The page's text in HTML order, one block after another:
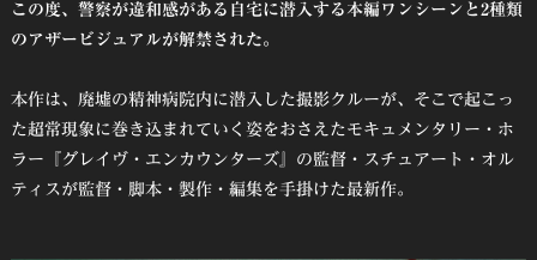
この度、警察が違和感がある自宅に潜入する本編ワンシーンと2種類
のアザービジュアルが解禁された。
本作は、廃墟の精神病院内に潜入した撮影クルーが、そこで起こっ
た超常現象に巻き込まれていく姿をおさえたモキュメンタリー・ホ
ラー『グレイヴ・エンカウンターズ』の監督・スチュアート・オル
ティスが監督・脚本・製作・編集を手掛けた最新作。